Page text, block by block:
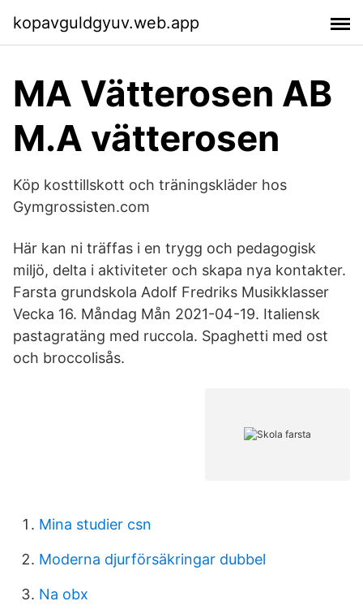
kopavguldgyuv.web.app
MA Vätterosen AB
M.A vätterosen
Köp kosttillskott och träningskläder hos
Gymgrossisten.com
Här kan ni träffas i en trygg och pedagogisk
miljö, delta i aktiviteter och skapa nya kontakter.
Farsta grundskola Adolf Fredriks Musikklasser
Vecka 16. Måndag Mån 2021-04-19. Italiensk
pastagratäng med ruccola. Spaghetti med ost
och broccolisås.
Mina studier csn
Moderna djurförsäkringar dubbel
Na obx